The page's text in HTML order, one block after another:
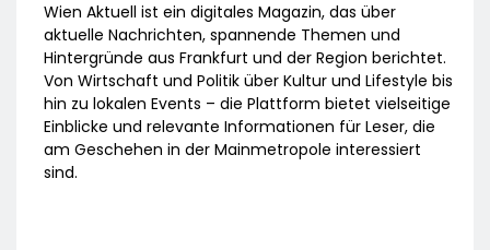
Wien Aktuell ist ein digitales Magazin, das über
aktuelle Nachrichten, spannende Themen und
Hintergründe aus Frankfurt und der Region berichtet.
Von Wirtschaft und Politik über Kultur und Lifestyle bis
hin zu lokalen Events – die Plattform bietet vielseitige
Einblicke und relevante Informationen für Leser, die
am Geschehen in der Mainmetropole interessiert
sind.